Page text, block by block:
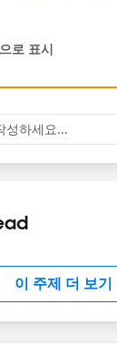
Answer if
로 표시
성하세요...
이 주제 더 보기